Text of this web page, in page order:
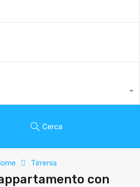
Cerca
Tirrenia
con